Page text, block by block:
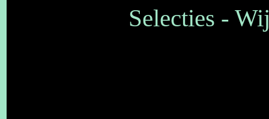
Selecties -